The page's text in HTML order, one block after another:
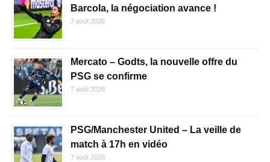
Barcola, la négociation avance !
7 août 2026
Mercato – Godts, la nouvelle offre du
PSG se confirme
7 août 2026
PSG/Manchester United – La veille de
match à 17h en vidéo
7 août 2026